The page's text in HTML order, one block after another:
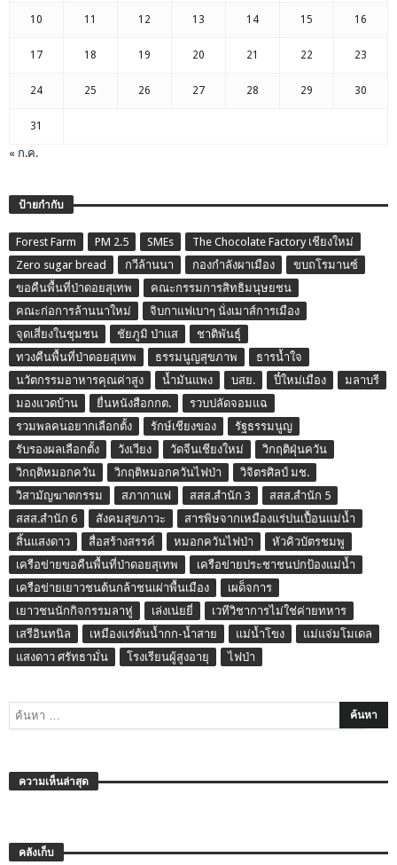
10 11 12 13 14 15 16
17 18 19 20 21 22 23
24 25 26 27 28 29 30
31
« ก.ค.
ป้ายกำกับ
Forest Farm PM 2.5 SMEs
The Chocolate Factory เชียงใหม่
Zero sugar bread
กวีล้านนา กองกำลังผาเมือง
ขบถโรมานซ์
ขอคืนพื้นที่ป่าดอยสุเทพ
คณะกรรมการสิทธิมนุษยชน
คณะก่อการล้านนาใหม่
จิบกาแฟเบาๆ นั่งเมาส์การเมือง
จุดเสี่ยงในชุมชน
ชัยภูมิ ป่าแส
ชาติพันธุ์
ทวงคืนพื้นที่ป่าดอยสุเทพ
ธรรมนูญสุขภาพ
ธารน้ำใจ
นวัตกรรมอาหารคุณค่าสูง
น้ำมันแพง บสย. ปี๋ใหม่เมือง
มลาบรี
มองแวดบ้าน
ยื่นหนังสือกกต.
รวบปลัดจอมแฉ
รวมพลคนอยากเลือกตั้ง
รักษ์เชียงของ
รัฐธรรมนูญ
รับรองผลเลือกตั้ง
วังเวียง วัดจีนเชียงใหม่
วิกฤติฝุ่นควัน
วิกฤติหมอกควัน
วิกฤติหมอกควันไฟป่า
วิจิตรศิลป์ มช.
วิสามัญฆาตกรรม
สภากาแฟ สสส.สำนัก 3
สสส.สำนัก 5
สสส.สำนัก 6
สังคมสุขภาวะ
สารพิษจากเหมืองแร่ปนเปื้อนแม่น้ำ
สิ้นแสงดาว
สื่อสร้างสรรค์ หมอกควันไฟป่า
หัวคิวบัตรชมพู
เครือข่ายขอคืนพื้นที่ป่าดอยสุเทพ
เครือข่ายประชาชนปกป้องแม่น้ำ
เครือข่ายเยาวชนต้นกล้าชนเผ่าพื้นเมือง
เผด็จการ
เยาวชนนักกิจกรรมลาหู่
เล่งเน่ยยี่
เวทีวิชาการไม่ใช่ค่ายทหาร
เสรีอินทนิล
เหมืองแร่ต้นน้ำกก-น้ำสาย แม่น้ำโขง
แม่แจ่มโมเดล
แสงดาว ศรัทธามั่น
โรงเรียนผู้สูงอายุ ไฟป่า
ความเห็นล่าสุด
คลังเก็บ